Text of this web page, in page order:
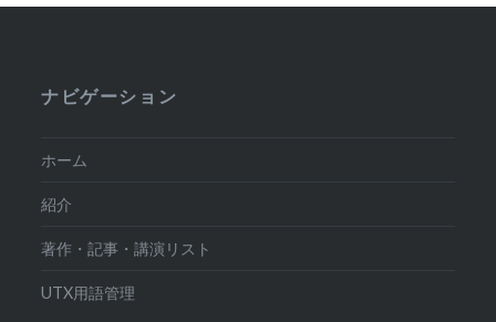
ナビゲーション
ホーム
紹介
著作・記事・講演リスト
UTX用語管理